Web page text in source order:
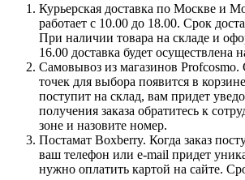
Курьерская доставка по Москве и
работает с 10.00 до 18.00. Срок
При наличии товара на складе и
16.00 доставка будет осуществлена
Самовывоз из магазинов
точек для выбора появится в
поступит на склад, вам придет
получения заказа обратитесь к
зоне и назовите номер.
Постамат Boxberry. Когда заказ
ваш телефон или e-mail придет
нужно оплатить картой на сайте.